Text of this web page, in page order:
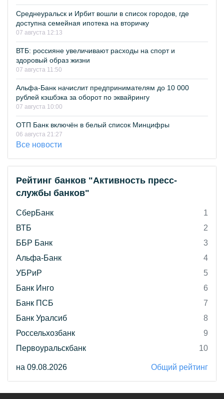
Среднеуральск и Ирбит вошли в список городов, где
доступна семейная ипотека на вторичку
07 августа 12:13
ВТБ: россияне увеличивают расходы на спорт и
здоровый образ жизни
07 августа 11:50
Альфа-Банк начислит предпринимателям до 10 000
рублей кэшбэка за оборот по эквайрингу
07 августа 10:00
ОТП Банк включён в белый список Минцифры
06 августа 21:27
Все новости
Рейтинг банков "Активность пресс-
службы банков"
СберБанк
1
ВТБ
2
ББР Банк
3
Альфа-Банк
4
УБРиР
5
Банк Инго
6
Банк ПСБ
7
Банк Уралсиб
8
Россельхозбанк
9
Первоуральскбанк
10
на 09.08.2026 Общий рейтинг